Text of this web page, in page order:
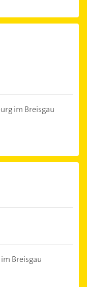
im Breisgau
Breisgau